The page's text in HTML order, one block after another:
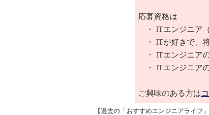
応募資格は
・ ITエンジニア（
・ ITが好きで、
・ ITエンジニア
・ ITエンジニア
ご興味のある方は
【過去の「おすすめエンジニアライフ」